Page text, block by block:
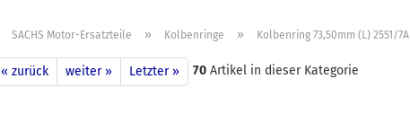
Konto erstellen
SACHS Motor-Ersatzteile » Kolbenringe » Kolbenring 73,50mm (L) 2551/7A
« zurück weiter » Letzter » 70 Artikel in dieser Kategorie